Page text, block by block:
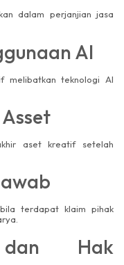
dalam perjanjian jasa
AI
melibatkan teknologi AI
aset kreatif setelah
terdapat klaim pihak
Hak